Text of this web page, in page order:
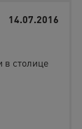
14.07.2016
в столице